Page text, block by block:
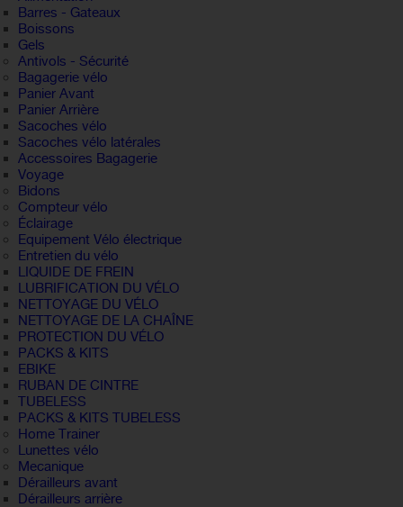
Barres - Gateaux
Boissons
Gels
Antivols - Sécurité
Bagagerie vélo
Panier Avant
Panier Arrière
Sacoches vélo
Sacoches vélo latérales
Accessoires Bagagerie
Voyage
Bidons
Compteur vélo
Éclairage
Equipement Vélo électrique
Entretien du vélo
LIQUIDE DE FREIN
LUBRIFICATION DU VÉLO
NETTOYAGE DU VÉLO
NETTOYAGE DE LA CHAÎNE
PROTECTION DU VÉLO
PACKS & KITS
EBIKE
RUBAN DE CINTRE
TUBELESS
PACKS & KITS TUBELESS
Home Trainer
Lunettes vélo
Mecanique
Dérailleurs avant
Dérailleurs arrière